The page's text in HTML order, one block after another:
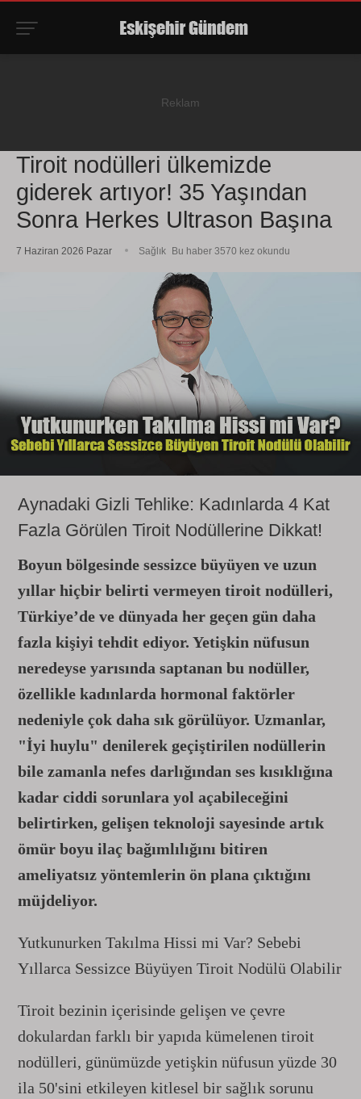
Tiroit nodülleri ülkemizde
giderek artıyor! 35 Yaşından
Sonra Herkes Ultrason Başına
7 Haziran 2026 Pazar Sağlık Bu haber 3570 kez okundu
Aynadaki Gizli Tehlike: Kadınlarda 4 Kat
Fazla Görülen Tiroit Nodüllerine Dikkat!
Boyun bölgesinde sessizce büyüyen ve uzun
yıllar hiçbir belirti vermeyen tiroit nodülleri,
Türkiye’de ve dünyada her geçen gün daha
fazla kişiyi tehdit ediyor. Yetişkin nüfusun
neredeyse yarısında saptanan bu nodüller,
özellikle kadınlarda hormonal faktörler
nedeniyle çok daha sık görülüyor. Uzmanlar,
"İyi huylu" denilerek geçiştirilen nodüllerin
bile zamanla nefes darlığından ses kısıklığına
kadar ciddi sorunlara yol açabileceğini
belirtirken, gelişen teknoloji sayesinde artık
ömür boyu ilaç bağımlılığını bitiren
ameliyatsız yöntemlerin ön plana çıktığını
müjdeliyor.
Yutkunurken Takılma Hissi mi Var? Sebebi
Yıllarca Sessizce Büyüyen Tiroit Nodülü Olabilir
Tiroit bezinin içerisinde gelişen ve çevre
dokulardan farklı bir yapıda kümelenen tiroit
nodülleri, günümüzde yetişkin nüfusun yüzde 30
ila 50'sini etkileyen kitlesel bir sağlık sorunu